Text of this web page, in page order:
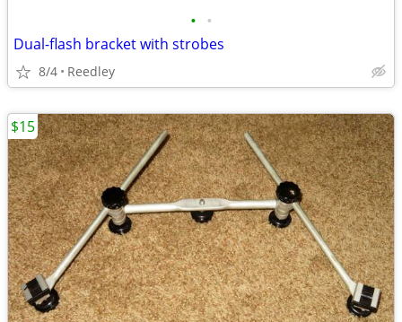
• •
Dual-flash bracket with strobes
8/4 Reedley
$15